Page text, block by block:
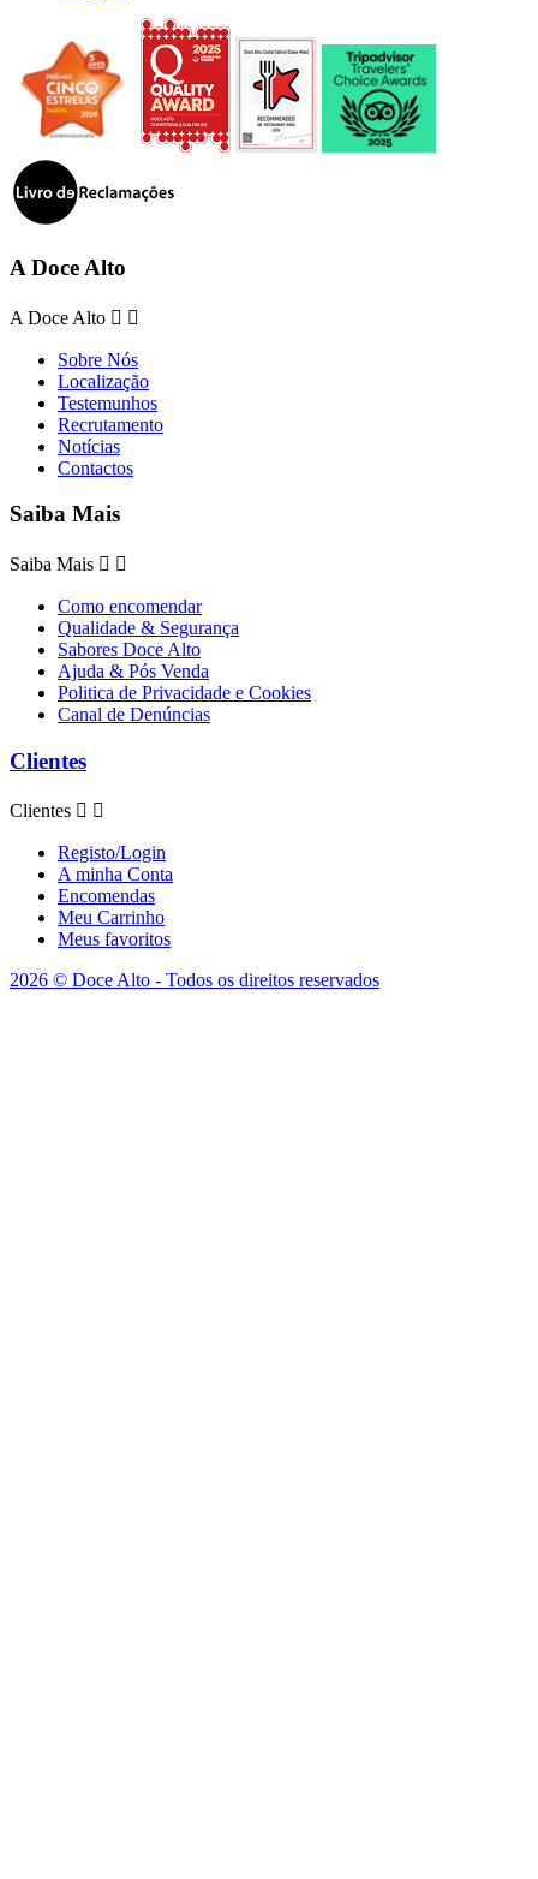
A Doce Alto
A Doce Alto  
Sobre Nós
Localização
Testemunhos
Recrutamento
Notícias
Contactos
Saiba Mais
Saiba Mais  
Como encomendar
Qualidade & Segurança
Sabores Doce Alto
Ajuda & Pós Venda
Politica de Privacidade e Cookies
Canal de Denúncias
Clientes
Clientes  
Registo/Login
A minha Conta
Encomendas
Meu Carrinho
Meus favoritos
2026 © Doce Alto - Todos os direitos reservados